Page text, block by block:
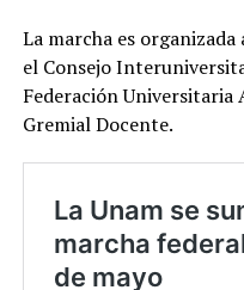
La marcha es
el Consejo
Federación
Gremial Docente.